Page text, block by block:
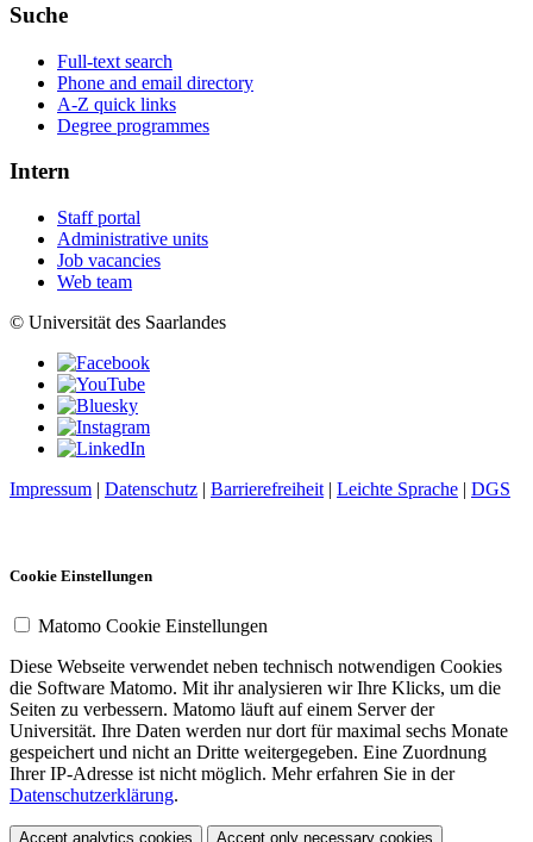
Suche
Full-text search
Phone and email directory
A-Z quick links
Degree programmes
Intern
Staff portal
Administrative units
Job vacancies
Web team
© Universität des Saarlandes
Impressum | Datenschutz | Barrierefreiheit | Leichte Sprache | DGS
Cookie Einstellungen
Matomo Cookie Einstellungen
Diese Webseite verwendet neben technisch notwendigen Cookies
die Software Matomo. Mit ihr analysieren wir Ihre Klicks, um die
Seiten zu verbessern. Matomo läuft auf einem Server der
Universität. Ihre Daten werden nur dort für maximal sechs Monate
gespeichert und nicht an Dritte weitergegeben. Eine Zuordnung
Ihrer IP-Adresse ist nicht möglich. Mehr erfahren Sie in der
Datenschutzerklärung.
Accept analytics cookies Accept only necessary cookies